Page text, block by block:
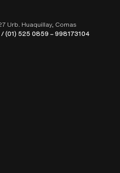
Urb. Huaquillay, Comas
(01) 525 0859 – 998173104